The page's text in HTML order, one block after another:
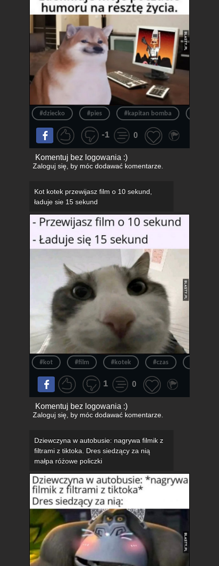
#dziecko #pies #kapitan bomba
-1 0
Komentuj bez logowania :)
Zaloguj się, by móc dodawać komentarze.
Kot kotek przewijasz film o 10 sekund,
ładuje sie 15 sekund
#kot #film #kotek #czas
1 0
Komentuj bez logowania :)
Zaloguj się, by móc dodawać komentarze.
Dziewczyna w autobusie: nagrywa filmik z
filtrami z tiktoka. Dres siedzący za nią
małpa różowe policzki